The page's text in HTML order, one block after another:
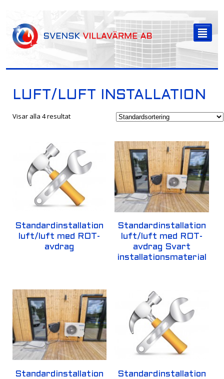
²
LUFT/LUFT INSTALLATION
Visar alla 4 resultat
Standardinstallation
luft/luft med ROT-
avdrag
Standardinstallation
luft/luft med ROT-
avdrag Svart
installationsmaterial
Standardinstallation
Standardinstallation